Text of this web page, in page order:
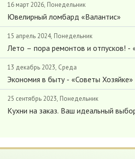
16 март 2026, Понедельник
Ювелирный ломбард «Валантис»
15 апрель 2024, Понедельник
Лето – пора ремонтов и отпусков! -
13 декабрь 2023, Среда
Экономия в быту - «Советы Хозяйке»
25 сентябрь 2023, Понедельник
Кухни на заказ. Ваш идеальный